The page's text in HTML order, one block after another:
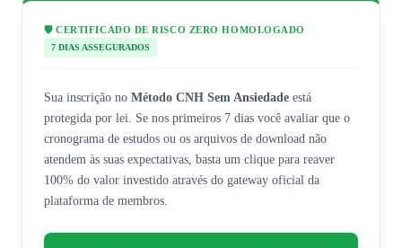
🛡️ CERTIFICADO DE RISCO ZERO HOMOLOGADO
7 DIAS ASSEGURADOS
Sua inscrição no Método CNH Sem Ansiedade está
protegida por lei. Se nos primeiros 7 dias você avaliar que o
cronograma de estudos ou os arquivos de download não
atendem às suas expectativas, basta um clique para reaver
100% do valor investido através do gateway oficial da
plataforma de membros.